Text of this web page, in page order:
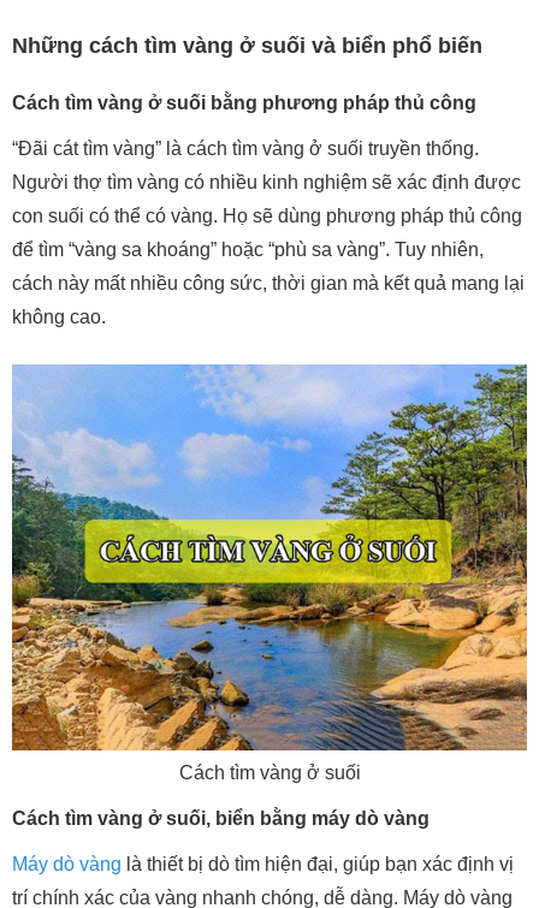
Những cách tìm vàng ở suối và biển phổ biến
Cách tìm vàng ở suối bằng phương pháp thủ công
“Đãi cát tìm vàng” là cách tìm vàng ở suối truyền thống.
Người thợ tìm vàng có nhiều kinh nghiệm sẽ xác định được
con suối có thể có vàng. Họ sẽ dùng phương pháp thủ công
để tìm “vàng sa khoáng” hoặc “phù sa vàng”. Tuy nhiên,
cách này mất nhiều công sức, thời gian mà kết quả mang lại
không cao.
Cách tìm vàng ở suối
Cách tìm vàng ở suối, biển bằng máy dò vàng
Máy dò vàng là thiết bị dò tìm hiện đại, giúp bạn xác định vị
trí chính xác của vàng nhanh chóng, dễ dàng. Máy dò vàng